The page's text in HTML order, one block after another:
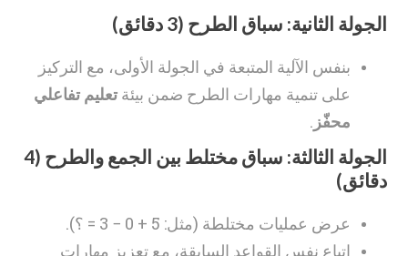
الجولة الثانية: سباق الطرح (3 دقائق)
بنفس الآلية المتبعة في الجولة الأولى، مع التركيز
على تنمية مهارات الطرح ضمن بيئةتعليم تفاعلي
محفّز .
الجولة الثالثة: سباق مختلط بين الجمع والطرح (4
دقائق)
عرض عمليات مختلطة (مثل: 5 + 0 − 3 = ؟).
اتباع نفس القواعد السابقة، مع تعزيز مهارات